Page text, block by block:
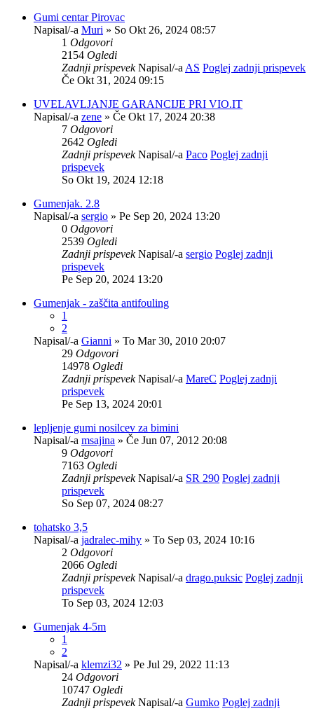
Gumi centar Pirovac
Napisal/-a Muri » So Okt 26, 2024 08:57
1 Odgovori
2154 Ogledi
Zadnji prispevekNapisal/-a AS Poglej zadnji prispevek
Če Okt 31, 2024 09:15
UVELAVLJANJE GARANCIJE PRI VIO.IT
Napisal/-a zene » Če Okt 17, 2024 20:38
7 Odgovori
2642 Ogledi
Zadnji prispevekNapisal/-a Paco Poglej zadnji
prispevek
So Okt 19, 2024 12:18
Gumenjak. 2.8
Napisal/-a sergio » Pe Sep 20, 2024 13:20
0 Odgovori
2539 Ogledi
Zadnji prispevekNapisal/-a sergio Poglej zadnji
prispevek
Pe Sep 20, 2024 13:20
Gumenjak - zaščita antifouling
1
2
Napisal/-a Gianni » To Mar 30, 2010 20:07
29 Odgovori
14978 Ogledi
Zadnji prispevekNapisal/-a MareC Poglej zadnji
prispevek
Pe Sep 13, 2024 20:01
lepljenje gumi nosilcev za bimini
Napisal/-a msajina » Če Jun 07, 2012 20:08
9 Odgovori
7163 Ogledi
Zadnji prispevekNapisal/-a SR 290 Poglej zadnji
prispevek
So Sep 07, 2024 08:27
tohatsko 3,5
Napisal/-a jadralec-mihy » To Sep 03, 2024 10:16
2 Odgovori
2066 Ogledi
Zadnji prispevekNapisal/-a drago.puksic Poglej zadnji
prispevek
To Sep 03, 2024 12:03
Gumenjak 4-5m
1
2
Napisal/-a klemzi32 » Pe Jul 29, 2022 11:13
24 Odgovori
10747 Ogledi
Zadnji prispevekNapisal/-a Gumko Poglej zadnji